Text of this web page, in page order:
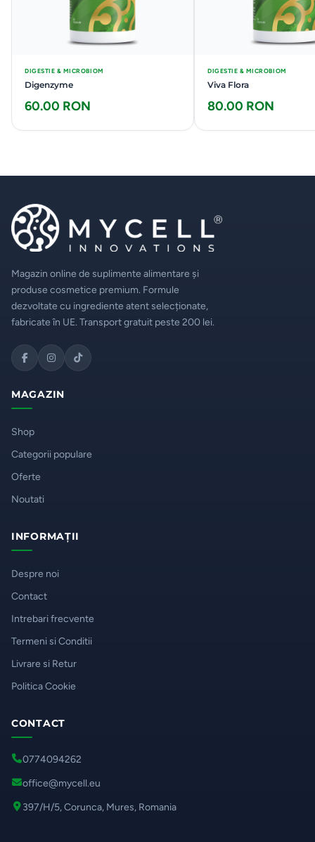
DIGESTIE & MICROBIOM
Digenzyme
60.00 RON
DIGESTIE & MICROBIOM
Viva Flora
80.00 RON
Magazin online de suplimente alimentare și
produse cosmetice premium. Formule
dezvoltate cu ingrediente atent selecționate,
fabricate în UE. Transport gratuit peste 200 lei.
MAGAZIN
Shop
Categorii populare
Oferte
Noutati
INFORMAȚII
Despre noi
Contact
Intrebari frecvente
Termeni si Conditii
Livrare si Retur
Politica Cookie
CONTACT
0774094262
office@mycell.eu
397/H/5, Corunca, Mures, Romania